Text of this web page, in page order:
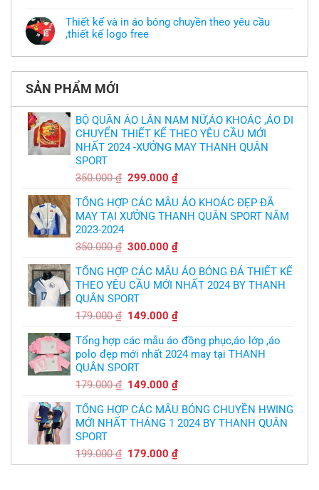
chưa
có
mẫu
thì
làm
khoác
theo
yêu
thiết
tại
TPHCM
bình
luận
ở
MU
thảm:
Hag
lại
trích
cầu
thủ,
thừa
nhận
sự
thật
chát
bầy
quỷ
nhỏ
Thiết kế và in áo bóng chuyền theo yêu cầu
,thiết kế logo free
có
luận
Thiết
và
in
áo
bóng
chuyền
theo
yêu
,thiết
free
SẢN PHẨM MỚI
BỘ QUẦN ÁO LÂN NAM NỮ,ÁO KHOÁC ,ÁO DI
CHUYỂN THIẾT KẾ THEO YÊU CẦU MỚI
NHẤT 2024 -XƯỞNG MAY THANH QUÂN
SPORT
350.000₫ Giá
là:
350.000 ₫.
299.000₫Giá
tại
là:
TỔNG HỢP CÁC MẪU ÁO KHOÁC ĐẸP ĐÃ
MAY TẠI XƯỞNG THANH QUÂN SPORT NĂM
2023-2024
350.000₫ Giá
là:
350.000 ₫.
300.000₫Giá
tại
là:
TỔNG HỢP CÁC MẪU ÁO BÓNG ĐÁ THIẾT KẾ
THEO YÊU CẦU MỚI NHẤT 2024 BY THANH
QUÂN SPORT
179.000₫ Giá
là:
179.000 ₫.
149.000₫Giá
tại
là:
Tổng hợp các mẫu áo đồng phục,áo lớp ,áo
polo đẹp mới nhất 2024 may tại THANH
QUÂN SPORT
179.000₫ Giá
là:
179.000 ₫.
149.000₫Giá
tại
là:
TỔNG HỢP CÁC MẪU BÓNG CHUYỀN HWING
MỚI NHẤT THÁNG 1 2024 BY THANH QUÂN
SPORT
199.000₫ Giá
gốc
179.000₫Giá
hiện